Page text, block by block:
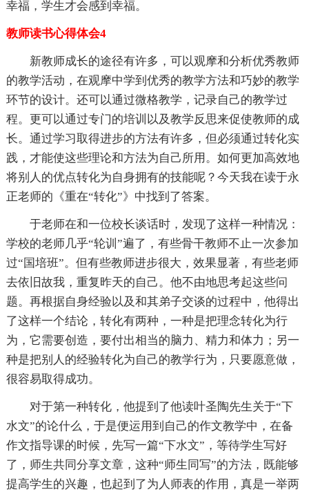
幸福，学生才会感到幸福。
教师读书心得体会4
新教师成长的途径有许多，可以观摩和分析优秀教师
的教学活动，在观摩中学到优秀的教学方法和巧妙的教学
环节的设计。还可以通过微格教学，记录自己的教学过
程。更可以通过专门的培训以及教学反思来促使教师的成
长。通过学习取得进步的方法有许多，但必须通过转化实
践，才能使这些理论和方法为自己所用。如何更加高效地
将别人的优点转化为自身拥有的技能呢？今天我在读于永
正老师的《重在“转化”》中找到了答案。
于老师在和一位校长谈话时，发现了这样一种情况：
学校的老师几乎“轮训”遍了，有些骨干教师不止一次参加
过“国培班”。但有些教师进步很大，效果显著，有些老师
去依旧故我，重复昨天的自己。他不由地思考起这些问
题。再根据自身经验以及和其弟子交谈的过程中，他得出
了这样一个结论，转化有两种，一种是把理念转化为行
为，它需要创造，要付出相当的脑力、精力和体力；另一
种是把别人的经验转化为自己的教学行为，只要愿意做，
很容易取得成功。
对于第一种转化，他提到了他读叶圣陶先生关于“下
水文”的论什么，于是便运用到自己的作文教学中，在备
作文指导课的时候，先写一篇“下水文”，等待学生写好
了，师生共同分享文章，这种“师生同写”的方法，既能够
提高学生的兴趣，也起到了为人师表的作用，真是一举两